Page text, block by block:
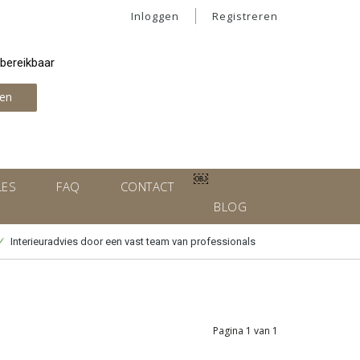
Inloggen Registreren
￼
FAQ
CONTACT
BLOG
Interieuradvies door een vast team van professionals
Pagina 1 van 1